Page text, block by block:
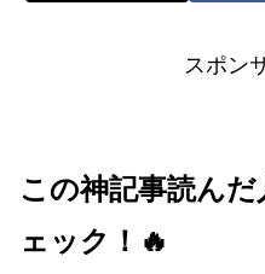
スポン
この神記事読ん
ェック！🔥